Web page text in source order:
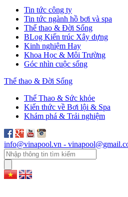
Tin tức công ty
Tin tức ngành hồ bơi và spa
Thể thao & Đời Sống
BLog Kiến trúc Xây dựng
Kinh nghiệm Hay
Khoa Học & Môi Trường
Góc nhìn cuộc sống
Thể thao & Đời Sống
Thể Thao & Sức khỏe
Kiến thức về Bơi lội & Spa
Khám phá & Trải nghiệm
info@vinapool.vn -